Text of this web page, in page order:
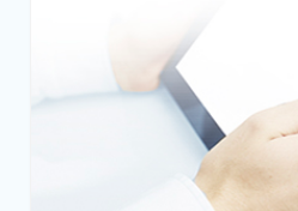
Odontóloga se ofrece para
dental. Buena actitud para el
equipo. Mi objetivo es ampliar
y crecer profesionalmente.
programa de Garantía Juvenil.